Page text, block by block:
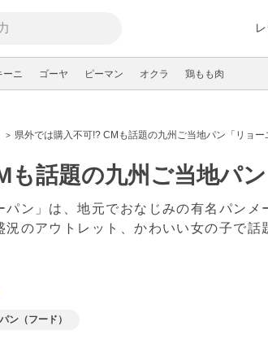
ーニ ゴーヤ ピーマン オクラ 鶏もも肉
県外では購入不可!? CMも話題の九州ご当地パン「リョー
も話題の九州ご当地パ
ン」は、地元でおなじみの有名パン
のアウトレット、かわいい女の子で
ン（フード）